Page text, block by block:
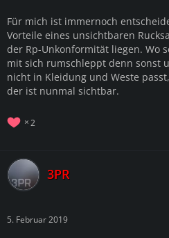
Für mich ist immernoch
Vorteile eines unsichtbaren
der Rp-Unkonformität liegen. Wo
mit sich rumschleppt denn sonst
nicht in Kleidung und Weste
der ist nunmal sichtbar.
2
3PR
5. Februar 2019